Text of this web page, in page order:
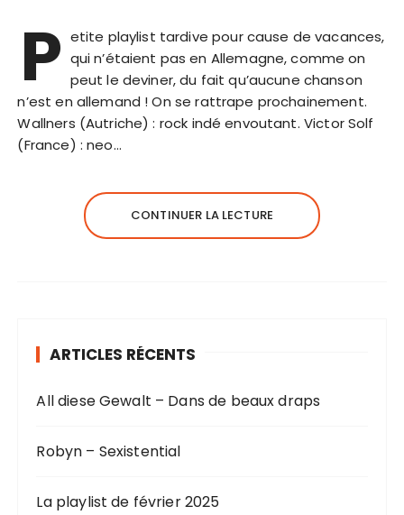
P etite playlist tardive pour cause de vacances,
qui n’étaient pas en Allemagne, comme on
peut le deviner, du fait qu’aucune chanson
n’est en allemand ! On se rattrape prochainement.
Wallners (Autriche) : rock indé envoutant. Victor Solf
(France) : neo…
CONTINUER LA LECTURE
ARTICLES RÉCENTS
All diese Gewalt – Dans de beaux draps
Robyn – Sexistential
La playlist de février 2025